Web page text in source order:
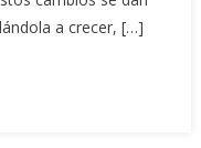
a crecer, […]